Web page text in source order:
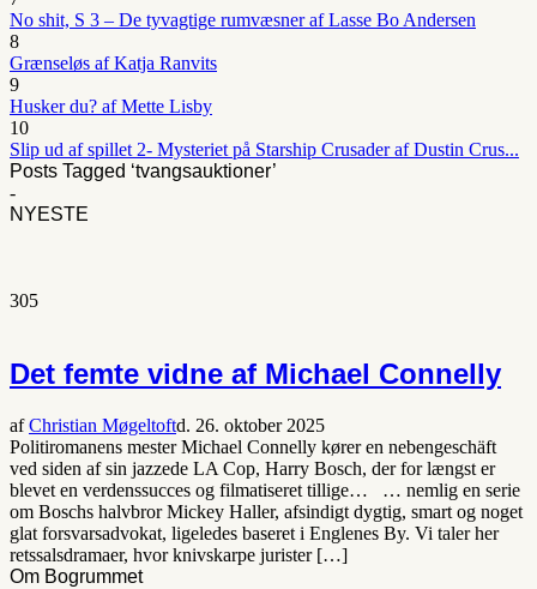
No shit, S 3 – De tyvagtige rumvæsner af Lasse Bo Andersen
8
Grænseløs af Katja Ranvits
9
Husker du? af Mette Lisby
10
Slip ud af spillet 2- Mysteriet på Starship Crusader af Dustin Crus...
Posts Tagged ‘tvangsauktioner’
-
NYESTE
305
Det femte vidne af Michael Connelly
afChristian Møgeltoftd. 26. oktober 2025
Politiromanens mester Michael Connelly kører en nebengeschäft
ved siden af sin jazzede LA Cop, Harry Bosch, der for længst er
blevet en verdenssucces og filmatiseret tillige… … nemlig en serie
om Boschs halvbror Mickey Haller, afsindigt dygtig, smart og noget
glat forsvarsadvokat, ligeledes baseret i Englenes By. Vi taler her
retssalsdramaer, hvor knivskarpe jurister […]
Om Bogrummet